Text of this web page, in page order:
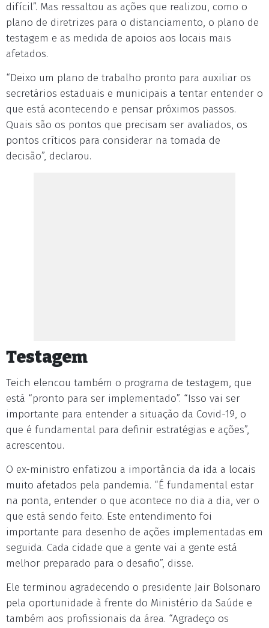
difícil”. Mas ressaltou as ações que realizou, como o
plano de diretrizes para o distanciamento, o plano de
testagem e as medida de apoios aos locais mais
afetados.
“Deixo um plano de trabalho pronto para auxiliar os
secretários estaduais e municipais a tentar entender o
que está acontecendo e pensar próximos passos.
Quais são os pontos que precisam ser avaliados, os
pontos críticos para considerar na tomada de
decisão”, declarou.
Testagem
Teich elencou também o programa de testagem, que
está “pronto para ser implementado”. “Isso vai ser
importante para entender a situação da Covid-19, o
que é fundamental para definir estratégias e ações”,
acrescentou.
O ex-ministro enfatizou a importância da ida a locais
muito afetados pela pandemia. “É fundamental estar
na ponta, entender o que acontece no dia a dia, ver o
que está sendo feito. Este entendimento foi
importante para desenho de ações implementadas em
seguida. Cada cidade que a gente vai a gente está
melhor preparado para o desafio”, disse.
Ele terminou agradecendo o presidente Jair Bolsonaro
pela oportunidade à frente do Ministério da Saúde e
também aos profissionais da área. “Agradeço os